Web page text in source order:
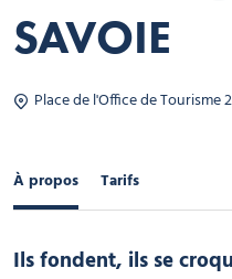
SAVOIE
Place de l'Office de Tourisme
À propos Tarifs
Ils fondent, ils se